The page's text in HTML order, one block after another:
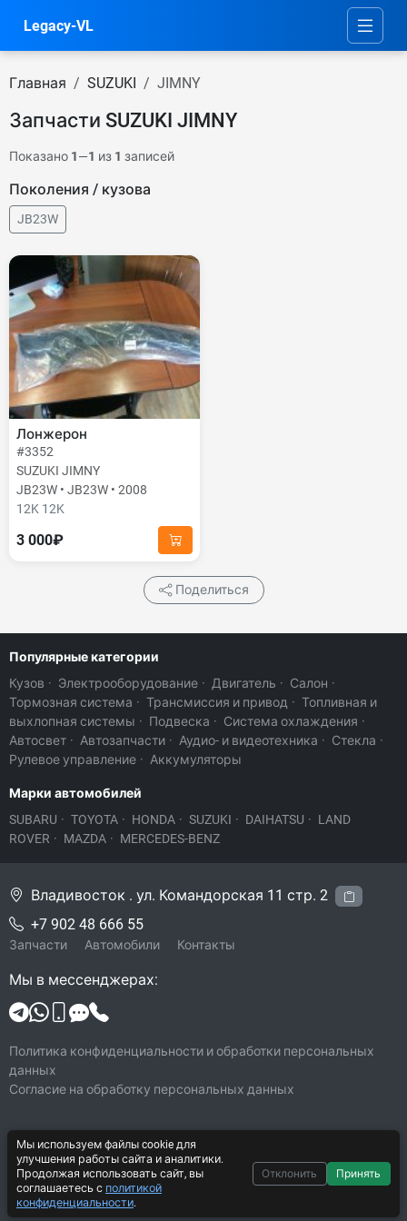
Legacy-VL
Главная SUZUKI JIMNY
Запчасти SUZUKI JIMNY
Показано 1—1 из 1 записей
Поколения / кузова
JB23W
Лонжерон
#3352
SUZUKI JIMNY
JB23W • JB23W • 2008
12K 12K
3 000₽
Поделиться
Популярные категории
Кузов · Электрооборудование · Двигатель · Салон ·
Тормозная система · Трансмиссия и привод · Топливная и
выхлопная системы · Подвеска · Система охлаждения ·
Автосвет · Автозапчасти · Аудио- и видеотехника · Стекла ·
Рулевое управление · Аккумуляторы
Марки автомобилей
SUBARU · TOYOTA · HONDA · SUZUKI · DAIHATSU · LAND
ROVER · MAZDA · MERCEDES-BENZ
© 2026 Legacy-VL
Все права защищены
Система CarYard 2017–2026
Владивосток . ул. Командорская 11 стр. 2
+7 902 48 666 55
Запчасти Автомобили Контакты
Мы в мессенджерах:
Политика конфиденциальности и обработки персональных
данных
Согласие на обработку персональных данных
Мы используем файлы cookie для
улучшения работы сайта и аналитики.
Продолжая использовать сайт, вы
соглашаетесь с политикой
конфиденциальности.
Отклонить Принять